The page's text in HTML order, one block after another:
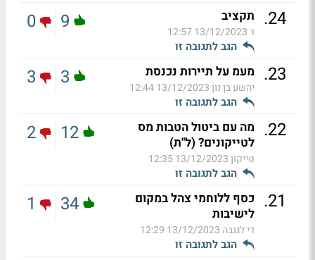
24
. תקציב
ד13/12/2023 12:57
הגב לתגובה זו
9
0
23
. מעמ על תיירות נכנסת
יהשע בן נון13/12/2023 12:44
הגב לתגובה זו
3
3
22
. מה עם ביטול הטבות מס
לטייקונים? (ל"ת)
טייקון13/12/2023 12:35
הגב לתגובה זו
12
2
21
. כסף ללוחמי צהל במקום
לישיבות
די לגנבה 13/12/2023 12:29
הגב לתגובה זו
34
1